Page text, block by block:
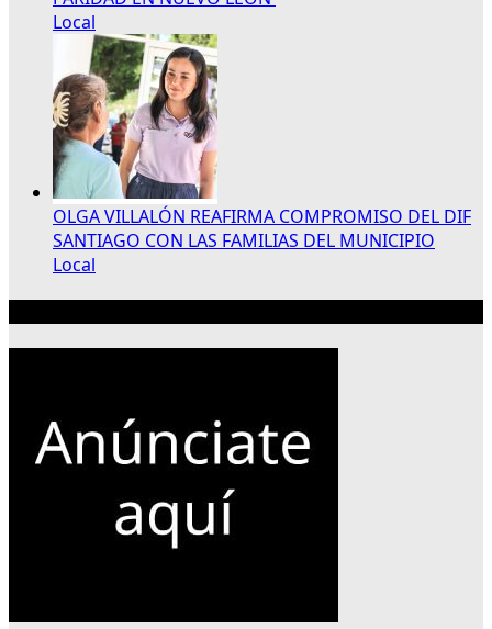
Local
OLGA VILLALÓN REAFIRMA COMPROMISO DEL DIF
SANTIAGO CON LAS FAMILIAS DEL MUNICIPIO
Local